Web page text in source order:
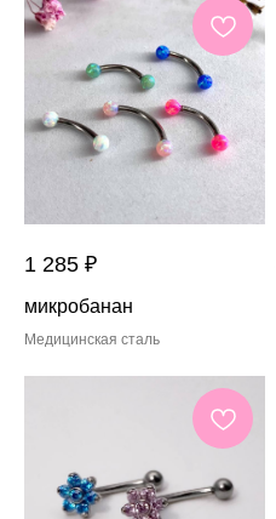
1 285 ₽
микробанан
Медицинская сталь